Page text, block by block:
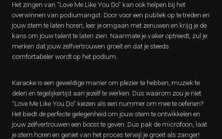
Het zingen van “Love Me Like You Do” kan ook helpen bij het
overwinnen van podiumangst. Door voor een publiek op te treden en
jouw stem te laten horen, leer je omgaan met zenuwen en krijg je de
kans om jouw talent te laten zien. Naarmate je vaker optreedt, zul je
merken dat jouw zelfvertrouwen groeit en dat je steeds
comfortabeler wordt op het podium.
Karaoke is een geweldige manier om plezier te hebben, muziek te
delen en tegelijkertijd aan jezelf te werken. Dus waarom zou je niet
“Love Me Like You Do” kiezen als een nummer om mee te oefenen?
Het biedt de perfecte gelegenheid om jouw stem te ontwikkelen en
jouw zelfvertrouwen een boost te geven. Dus pak de microfoon, laat
je stem horen en geniet van het proces terwijl je groeit als zanger!